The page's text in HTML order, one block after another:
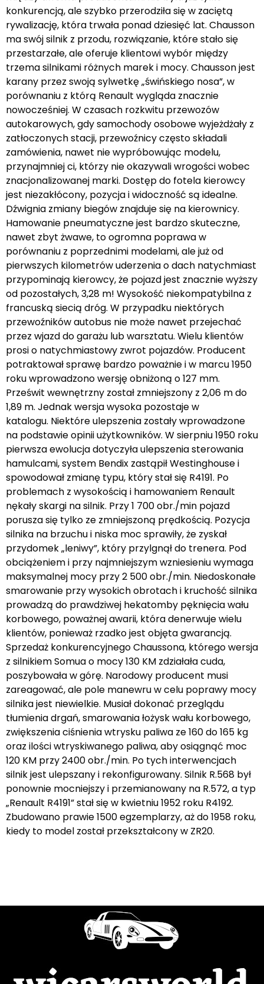
konkurencją, ale szybko przerodziła się w zaciętą
rywalizację, która trwała ponad dziesięć lat. Chausson
ma swój silnik z przodu, rozwiązanie, które stało się
przestarzałe, ale oferuje klientowi wybór między
trzema silnikami różnych marek i mocy. Chausson jest
karany przez swoją sylwetkę „świńskiego nosa”, w
porównaniu z którą Renault wygląda znacznie
nowocześniej. W czasach rozkwitu przewozów
autokarowych, gdy samochody osobowe wyjeżdżały z
zatłoczonych stacji, przewoźnicy często składali
zamówienia, nawet nie wypróbowując modelu,
przynajmniej ci, którzy nie okazywali wrogości wobec
znacjonalizowanej marki. Dostęp do fotela kierowcy
jest niezakłócony, pozycja i widoczność są idealne.
Dźwignia zmiany biegów znajduje się na kierownicy.
Hamowanie pneumatyczne jest bardzo skuteczne,
nawet zbyt żwawe, to ogromna poprawa w
porównaniu z poprzednimi modelami, ale już od
pierwszych kilometrów uderzenia o dach natychmiast
przypominają kierowcy, że pojazd jest znacznie wyższy
od pozostałych, 3,28 m! Wysokość niekompatybilna z
francuską siecią dróg. W przypadku niektórych
przewoźników autobus nie może nawet przejechać
przez wjazd do garażu lub warsztatu. Wielu klientów
prosi o natychmiastowy zwrot pojazdów. Producent
potraktował sprawę bardzo poważnie i w marcu 1950
roku wprowadzono wersję obniżoną o 127 mm.
Prześwit wewnętrzny został zmniejszony z 2,06 m do
1,89 m. Jednak wersja wysoka pozostaje w
katalogu. Niektóre ulepszenia zostały wprowadzone
na podstawie opinii użytkowników. W sierpniu 1950 roku
pierwsza ewolucja dotyczyła ulepszenia sterowania
hamulcami, system Bendix zastąpił Westinghouse i
spowodował zmianę typu, który stał się R4191. Po
problemach z wysokością i hamowaniem Renault
nękały skargi na silnik. Przy 1 700 obr./min pojazd
porusza się tylko ze zmniejszoną prędkością. Pozycja
silnika na brzuchu i niska moc sprawiły, że zyskał
przydomek „leniwy”, który przylgnął do trenera. Pod
obciążeniem i przy najmniejszym wzniesieniu wymaga
maksymalnej mocy przy 2 500 obr./min. Niedoskonałe
smarowanie przy wysokich obrotach i kruchość silnika
prowadzą do prawdziwej hekatomby pęknięcia wału
korbowego, poważnej awarii, która denerwuje wielu
klientów, ponieważ rzadko jest objęta gwarancją.
Sprzedaż konkurencyjnego Chaussona, którego wersja
z silnikiem Somua o mocy 130 KM zdziałała cuda,
poszybowała w górę. Narodowy producent musi
zareagować, ale pole manewru w celu poprawy mocy
silnika jest niewielkie. Musiał dokonać przeglądu
tłumienia drgań, smarowania łożysk wału korbowego,
zwiększenia ciśnienia wtrysku paliwa ze 160 do 165 kg
oraz ilości wtryskiwanego paliwa, aby osiągnąć moc
120 KM przy 2400 obr./min. Po tych interwencjach
silnik jest ulepszany i rekonfigurowany. Silnik R.568 był
ponownie mocniejszy i przemianowany na R.572, a typ
„Renault R4191” stał się w kwietniu 1952 roku R4192.
Zbudowano prawie 1500 egzemplarzy, aż do 1958 roku,
kiedy to model został przekształcony w ZR20.